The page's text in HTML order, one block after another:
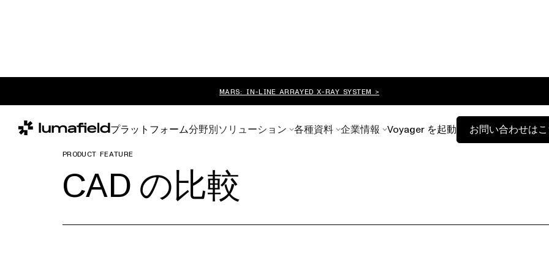
MARS: IN-LINE ARRAYED X-RAY SYSTEM >
プラットフォーム分野別ソリューション 各種資料 企業情報 Voyager を起動 お問い合わせは
PRODUCT FEATURE
CAD の比較